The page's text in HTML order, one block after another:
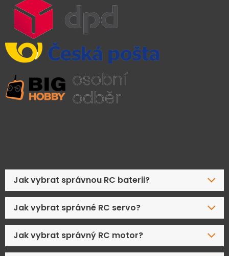
Jak vybrat správnou RC baterii?
Jak vybrat správné RC servo?
Jak vybrat správný RC motor?